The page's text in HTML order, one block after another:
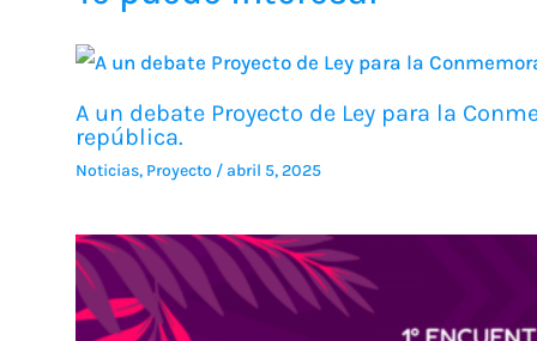
A un debate Proyecto de Ley para la
república.
Noticias, Proyecto /abril 5, 2025